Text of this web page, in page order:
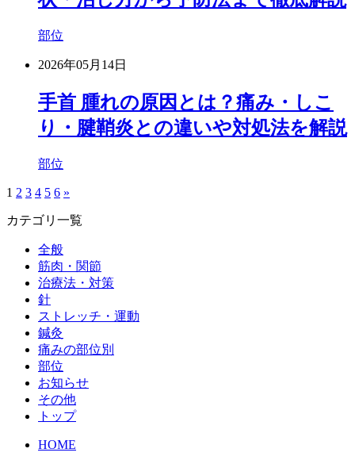
部位
2026年05月14日
手首 腫れの原因とは？痛み・しこ
り・腱鞘炎との違いや対処法を解説
部位
1 2 3 4 5 6 »
カテゴリ一覧
全般
筋肉・関節
治療法・対策
針
ストレッチ・運動
鍼灸
痛みの部位別
部位
お知らせ
その他
トップ
HOME